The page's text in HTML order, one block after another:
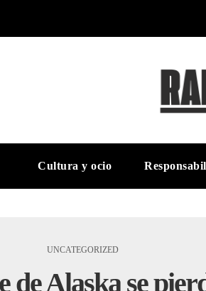
Cultura y ocio
UNCATEGORIZED
de Alaska se